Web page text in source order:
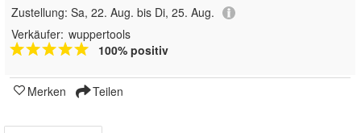
Zustellung: Sa, 22. Aug. bis Di, 25. Aug.
Verkäufer: wuppertools
100% positiv
Merken Teilen